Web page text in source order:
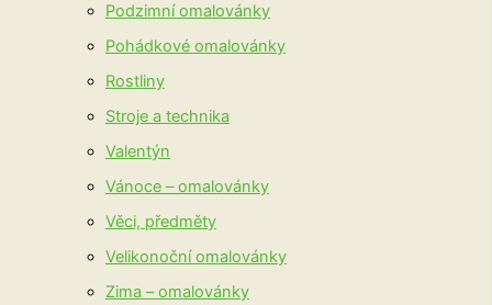
Podzimní omalovánky
Pohádkové omalovánky
Rostliny
Stroje a technika
Valentýn
Vánoce – omalovánky
Věci, předměty
Velikonoční omalovánky
Zima – omalovánky